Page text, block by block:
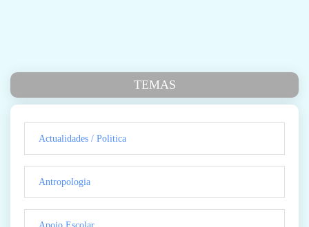
TEMAS
Actualidades / Politica
Antropologia